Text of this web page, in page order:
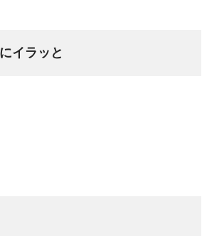
イラッと